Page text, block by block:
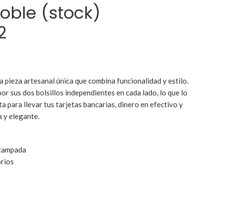
(stock)
pieza artesanal única que combina funcionalidad y estilo.
sus dos bolsillos independientes en cada lado, lo que lo
para llevar tus tarjetas bancarias, dinero en efectivo y
y elegante.